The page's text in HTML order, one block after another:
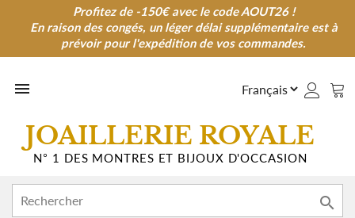
Profitez de -150€ avec le code AOUT26 !
En raison des congés, un léger délai supplémentaire est à
prévoir pour l'expédition de vos commandes.
Profitez de -150€ avec le code AOUT26 !
En raison des congés, un léger délai supplémentaire est à
prévoir pour l'expédition de vos commandes.

JOAILLERIE ROYALE
N° 1 DES MONTRES ET BIJOUX D'OCCASION
